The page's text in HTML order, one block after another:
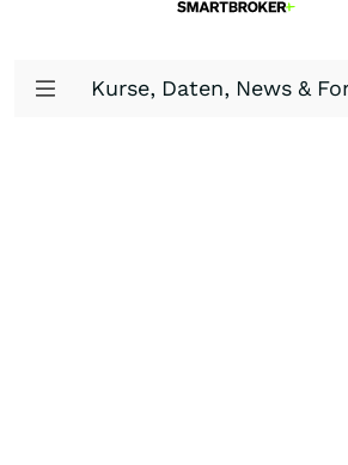
Kurse, Daten, News &